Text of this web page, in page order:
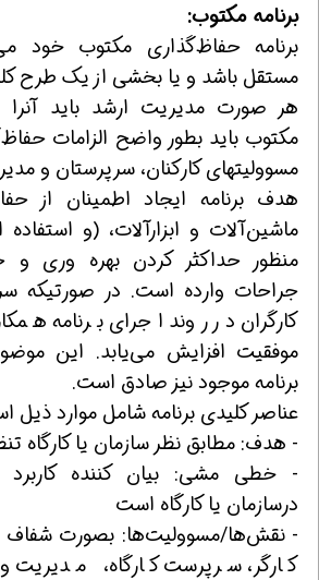
برنامه مكتوب:
برنامه حفاظ‌گذاری مكتوب خود
مستقل باشد و یا بخشی از یك طرح
هر صورت مدیریت ارشد باید آنرا
مكتوب باید بطور واضح الزامات
مسوولیتهای كاركنان، سرپرستان و
هدف برنامه ایجاد اطمینان از
ماشین‌آلات و ابزارآلات، (و استفاده
منظور حداكثر كردن بهره وری
جراحات وارده است. در صورتیكه
كارگران در روند اجرای برنامه
موفقیت افزایش می‌یابد. این
برنامه موجود نیز صادق است.
عناصر كلیدی برنامه شامل موارد ذیل
- هدف: مطابق نظر سازمان یا كارگاه
- خطی مشی: بیان كننده كاربرد
درسازمان یا كارگاه است
- نقش‌ها/مسوولیت‌ها: بصورت شفاف